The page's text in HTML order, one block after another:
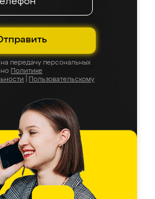
передачу персональных
Политике
Пользовательскому